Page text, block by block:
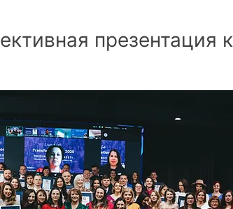
Знаменитости
презентация